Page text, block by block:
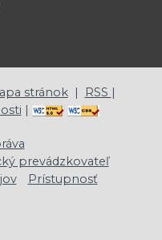
stránok| RSS |
|
prevádzkovateľ
Prístupnosť